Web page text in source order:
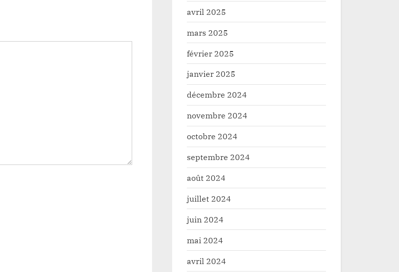
avril 2025
mars 2025
février 2025
janvier 2025
décembre 2024
novembre 2024
octobre 2024
septembre 2024
août 2024
juillet 2024
juin 2024
mai 2024
avril 2024